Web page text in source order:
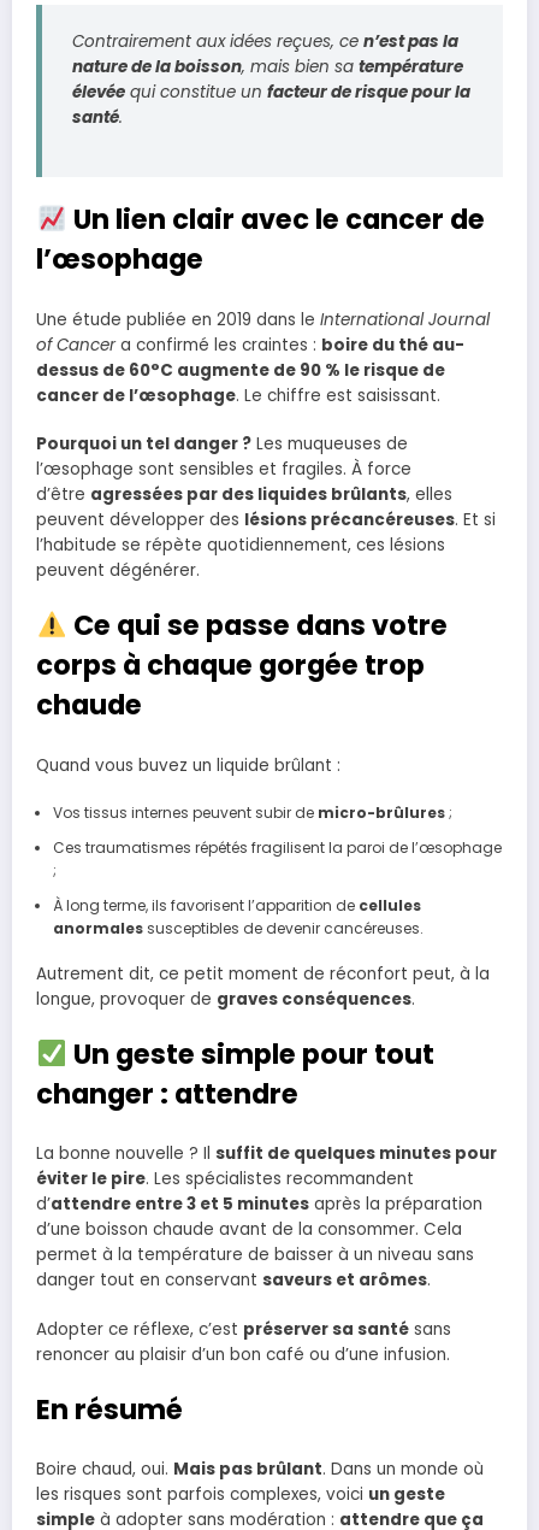
Contrairement aux idées reçues, ce n’est pas la
nature de la boisson, mais bien sa température
élevée qui constitue un facteur de risque pour la
santé.
Un lien clair avec le cancer de
l’œsophage
Une étude publiée en 2019 dans le International Journal
of Cancera confirmé les craintes : boire du thé au-
dessus de 60°C augmente de 90 % le risque de
cancer de l’œsophage. Le chiffre est saisissant.
Pourquoi un tel danger ? Les muqueuses de
l’œsophage sont sensibles et fragiles. À force
d’être agressées par des liquides brûlants, elles
peuvent développer des lésions précancéreuses. Et si
l’habitude se répète quotidiennement, ces lésions
peuvent dégénérer.
Ce qui se passe dans votre
corps à chaque gorgée trop
chaude
Quand vous buvez un liquide brûlant :
Vos tissus internes peuvent subir de micro-brûlures;
Ces traumatismes répétés fragilisent la paroi de l’œsophage
;
À long terme, ils favorisent l’apparition de cellules
anormalessusceptibles de devenir cancéreuses.
Autrement dit, ce petit moment de réconfort peut, à la
longue, provoquer de graves conséquences.
Un geste simple pour tout
changer : attendre
La bonne nouvelle ? Il suffit de quelques minutes pour
éviter le pire. Les spécialistes recommandent
d’attendre entre 3 et 5 minutes après la préparation
d’une boisson chaude avant de la consommer. Cela
permet à la température de baisser à un niveau sans
danger tout en conservant saveurs et arômes.
Adopter ce réflexe, c’est préserver sa santé sans
renoncer au plaisir d’un bon café ou d’une infusion.
En résumé
Boire chaud, oui. Mais pas brûlant. Dans un monde où
les risques sont parfois complexes, voici un geste
simple à adopter sans modération : attendre que ça